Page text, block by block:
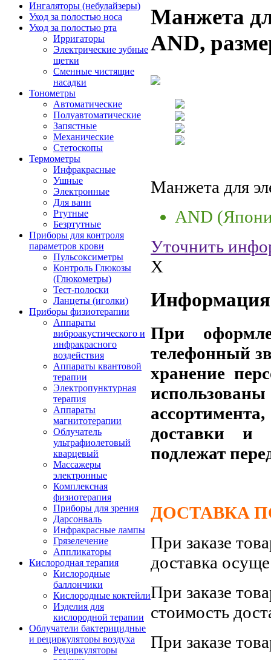
Ингаляторы (небулайзеры)
Уход за полостью носа
Уход за полостью рта
Ирригаторы
Электрические зубные
щетки
Сменные чистящие
насадки
Тонометры
Автоматические
Полуавтоматические
Запястные
Механические
Стетоскопы
Термометры
Инфракрасные
Ушные
Электронные
Для ванн
Ртутные
Безртутные
Приборы для контроля
параметров крови
Пульсоксиметры
Контроль Глюкозы
(Глюкометры)
Тест-полоски
Ланцеты (иголки)
Приборы физиотерапии
Аппараты
виброакустического и
инфракрасного
воздействия
Аппараты квантовой
терапии
Электропунктурная
терапия
Аппараты
магнитотерапии
Облучатель
ультрафиолетовый
кварцевый
Массажеры
электронные
Комплексная
физиотерапия
Приборы для зрения
Дарсонваль
Инфракрасные лампы
Грязелечение
Аппликаторы
Кислородная терапия
Кислородные
баллончики
Кислородные коктейли
Изделия для
кислородной терапии
Облучатели бактерицидные
и рециркуляторы воздуха
Рециркуляторы
Манжета
AND,
Манжета для
AND
Уточнить
X
Информация
При
телефонный
хранение
доставки и
подлежат
ДОСТАВКА
При заказе
доставка
При заказе
стоимость
При заказе